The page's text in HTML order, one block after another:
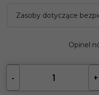
Zasoby dotyczące
Opinel
- +